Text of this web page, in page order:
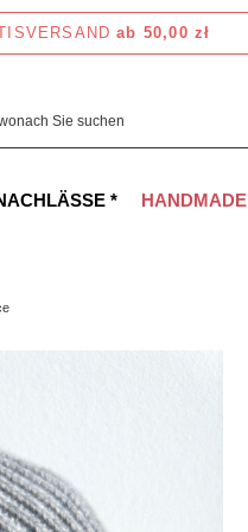
ab 50,00 zł
* HANDMADE